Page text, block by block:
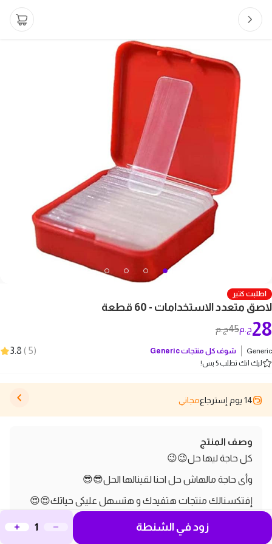
اطلبت كتير
لاصق متعدد الاستخدامات - 60 قطعة
45ج.م 28ج.م
Generic شوف كل منتجاتGeneric
(
5
)
3.8
ليك انك تطلب 5 بس!
14 يوم إسترجاع مجاني
وصف المنتج
كل حاجة ليها حل😉😉
وأى حاجة مالهاش حل احنا لقينالها الحل😎😎
إفتكسنالك منتجات هتفيدك و هتسهل عليكى حياتك😍😍
شريط لاصق مزدوج الجوانب
زود في الشنطة